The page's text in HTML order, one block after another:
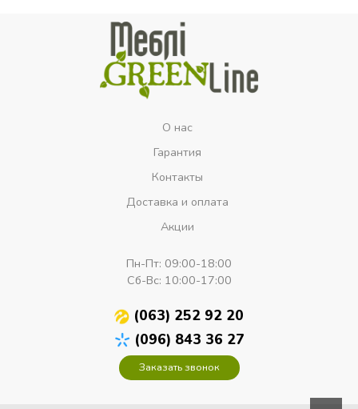
О нас
Гарантия
Контакты
Доставка и оплата
Акции
Пн-Пт: 09:00-18:00
Сб-Вс: 10:00-17:00
(063) 252 92 20
(096) 843 36 27
Заказать звонок